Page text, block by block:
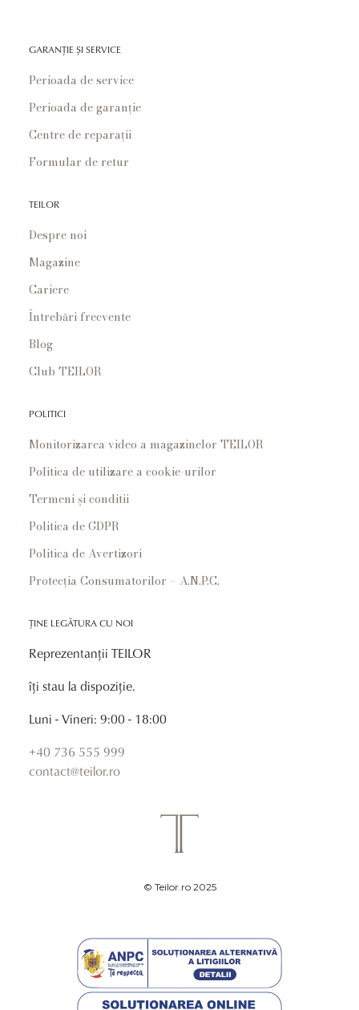
GARANȚIE ȘI SERVICE
Perioada de service
Perioada de garanție
Centre de reparații
Formular de retur
TEILOR
Despre noi
Magazine
Cariere
Întrebări frecvente
Blog
Club TEILOR
POLITICI
Monitorizarea video a magazinelor TEILOR
Politica de utilizare a cookie-urilor
Termeni și conditii
Politica de GDPR
Politica de Avertizori
Protecția Consumatorilor – A.N.P.C.
ȚINE LEGĂTURA CU NOI
Reprezentanții TEILOR
îți stau la dispoziție.
Luni - Vineri: 9:00 - 18:00
+40 736 555 999
contact@teilor.ro
© Teilor.ro 2025